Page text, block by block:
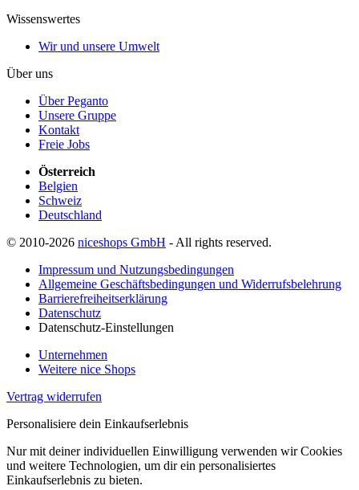
Wissenswertes
Wir und unsere Umwelt
Über uns
Über Peganto
Unsere Gruppe
Kontakt
Freie Jobs
Österreich
Belgien
Schweiz
Deutschland
© 2010-2026 niceshops GmbH - All rights reserved.
Impressum und Nutzungsbedingungen
Allgemeine Geschäftsbedingungen und Widerrufsbelehrung
Barrierefreiheitserklärung
Datenschutz
Datenschutz-Einstellungen
Unternehmen
Weitere nice Shops
Vertrag widerrufen
Personalisiere dein Einkaufserlebnis
Nur mit deiner individuellen Einwilligung verwenden wir Cookies
und weitere Technologien, um dir ein personalisiertes
Einkaufserlebnis zu bieten.